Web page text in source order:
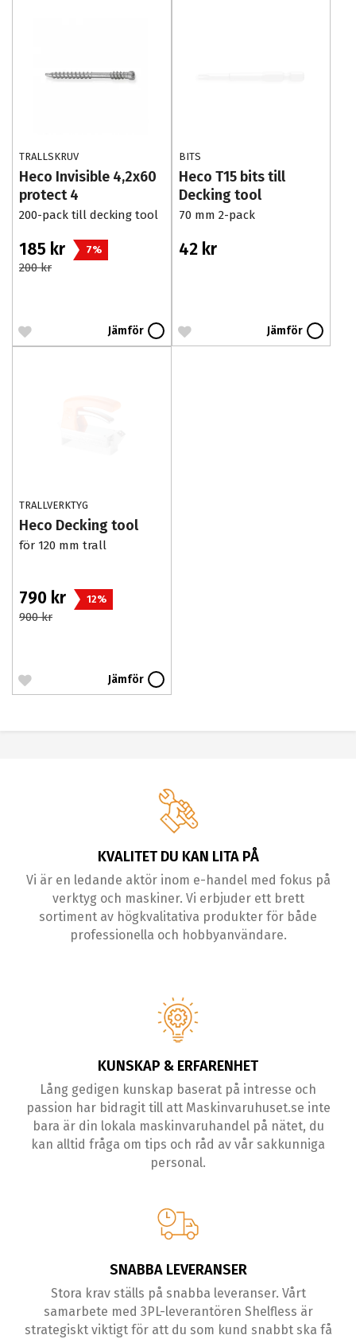
TRALLSKRUV
Heco Invisible 4,2x60
protect 4
200-pack till decking tool
185 kr 7%
200 kr
Jämför
BITS
Heco T15 bits till
Decking tool
70 mm 2-pack
42 kr
Jämför
TRALLVERKTYG
Heco Decking tool
för 120 mm trall
790 kr 12%
900 kr
Jämför
KVALITET DU KAN LITA PÅ
Vi är en ledande aktör inom e-handel med fokus på
verktyg och maskiner. Vi erbjuder ett brett
sortiment av högkvalitativa produkter för både
professionella och hobbyanvändare.
KUNSKAP & ERFARENHET
Lång gedigen kunskap baserat på intresse och
passion har bidragit till att Maskinvaruhuset.se inte
bara är din lokala maskinvaruhandel på nätet, du
kan alltid fråga om tips och råd av vår sakkunniga
personal.
SNABBA LEVERANSER
Stora krav ställs på snabba leveranser. Vårt
samarbete med 3PL-leverantören Shelfless är
strategiskt viktigt för att du som kund snabbt ska få